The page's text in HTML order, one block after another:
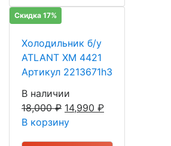
Скидка 17%
Холодильник б/у
ATLANT ХМ 4421
Артикул 2213671h3
В наличии
18,000₽ 14,990 ₽
В корзину